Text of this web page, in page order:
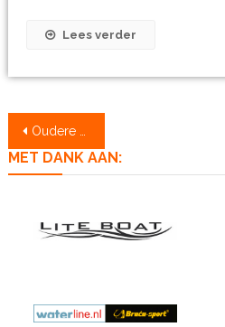
Lees verder
Oudere berichten
MET DANK AAN: